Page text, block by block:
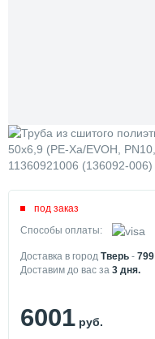
под заказ
Способы оплаты:
Доставка в город Тверь - 799
Доставим до вас за 3 дня.
6001 руб.